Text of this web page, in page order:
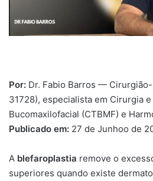
Por: Dr. Fabio Barros — Cirurgião-
31728), especialista em Cirurgia
Bucomaxilofacial (CTBMF) e
Publicado em: 27 de Junhoo de
A blefaroplastia remove o
superiores quando existe